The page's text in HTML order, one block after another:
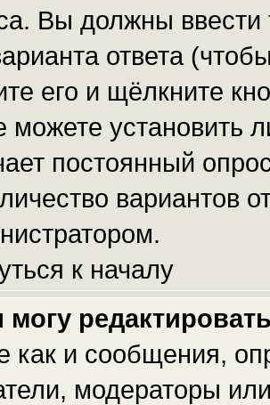
Вы должны
ответа
его и щёлкните
можете установить
постоянный
вариантов
к началу
могу
как и сообщения,
модераторы